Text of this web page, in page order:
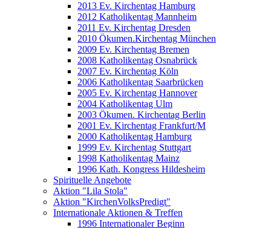
2013 Ev. Kirchentag Hamburg
2012 Katholikentag Mannheim
2011 Ev. Kirchentag Dresden
2010 Ökumen.Kirchentag München
2009 Ev. Kirchentag Bremen
2008 Katholikentag Osnabrück
2007 Ev. Kirchentag Köln
2006 Katholikentag Saarbrücken
2005 Ev. Kirchentag Hannover
2004 Katholikentag Ulm
2003 Ökumen. Kirchentag Berlin
2001 Ev. Kirchentag Frankfurt/M
2000 Katholikentag Hamburg
1999 Ev. Kirchentag Stuttgart
1998 Katholikentag Mainz
1996 Kath. Kongress Hildesheim
Spirituelle Angebote
Aktion "Lila Stola"
Aktion "KirchenVolksPredigt"
Internationale Aktionen & Treffen
1996 Internationaler Beginn